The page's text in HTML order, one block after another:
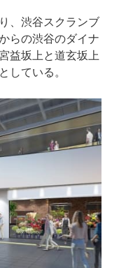
、渋谷スクランブ
らの渋谷のダイナ
益坂上と道玄坂上
している。